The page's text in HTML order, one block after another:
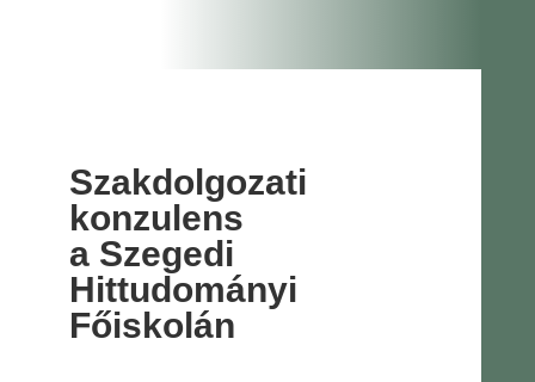
Szakdolgozati
konzulens
a Szegedi
Hittudományi
Főiskolán